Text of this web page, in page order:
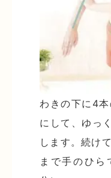
わきの下に4
にして、ゆっ
します。続け
まで手のひら